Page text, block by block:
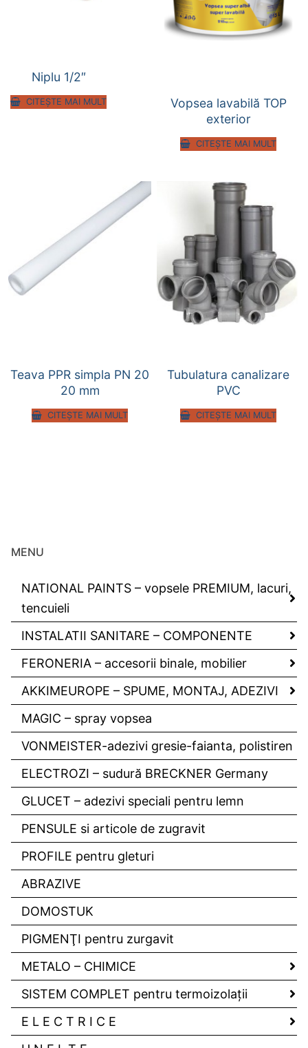
Niplu 1/2″
CITEȘTE MAI MULT
Vopsea lavabilă TOP
exterior
CITEȘTE MAI MULT
Teava PPR simpla PN 20
20 mm
CITEȘTE MAI MULT
Tubulatura canalizare
PVC
CITEȘTE MAI MULT
MENU
NATIONAL PAINTS – vopsele PREMIUM, lacuri,
tencuieli
INSTALATII SANITARE – COMPONENTE
FERONERIA – accesorii binale, mobilier
AKKIMEUROPE – SPUME, MONTAJ, ADEZIVI
MAGIC – spray vopsea
VONMEISTER-adezivi gresie-faianta, polistiren
ELECTROZI – sudură BRECKNER Germany
GLUCET – adezivi speciali pentru lemn
PENSULE si articole de zugravit
PROFILE pentru gleturi
ABRAZIVE
DOMOSTUK
PIGMENŢI pentru zurgavit
METALO – CHIMICE
SISTEM COMPLET pentru termoizolaţii
E L E C T R I C E